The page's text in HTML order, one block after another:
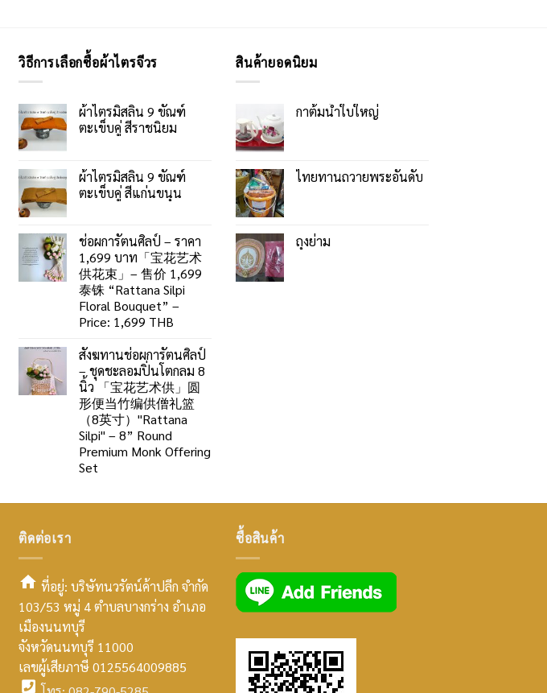
วิธีการเลือกซื้อผ้าไตรจีวร
ผ้าไตรมิสลิน 9 ขัณฑ์
ตะเข็บคู่ สีราชนิยม
ผ้าไตรมิสลิน 9 ขัณฑ์
ตะเข็บคู่ สีแก่นขนุน
ช่อผการัตนศิลป์ – ราคา
1,699 บาท「宝花艺术
供花束」– 售价 1,699
泰铢 “Rattana Silpi
Floral Bouquet” –
Price: 1,699 THB
สังฆทานช่อผการัตนศิลป์
– ชุดชะลอมปิ่นโตกลม 8
นิ้ว 「宝花艺术供」圆
形便当竹编供僧礼篮
（8英寸）"Rattana
Silpi" – 8” Round
Premium Monk Offering
Set
สินค้ายอดนิยม
กาต้มน้ำใบใหญ่
ไทยทานถวายพระอันดับ
ถุงย่าม
ติดต่อเรา
smt2
home
icon
ที่อยู่: บริษัทนวรัตน์ค้าปลีก จำกัด
103/53 หมู่ 4 ตำบลบางกร่าง อำเภอ
เมืองนนทบุรี
จังหวัดนนทบุรี 11000
เลขผู้เสียภาษี 0125564009885
ซื้อสินค้า